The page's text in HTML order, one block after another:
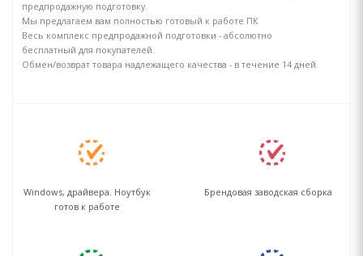
предпродажную подготовку.
Мы предлагаем вам полностью готовый к работе ПК
Весь комплекс предпродажной подготовки - абсолютно
бесплатный для покупателей.
Обмен/возврат товара надлежащего качества - в течение 14 дней.
Windows, драйвера. Ноутбук
готов к работе
Брендовая заводская сборка